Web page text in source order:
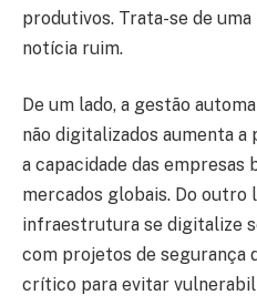
produtivos. Trata-se de
notícia ruim.
De um lado, a gestão
não digitalizados aumenta
a capacidade das
mercados globais. Do outro
infraestrutura se digitalize
com projetos de segurança
crítico para evitar